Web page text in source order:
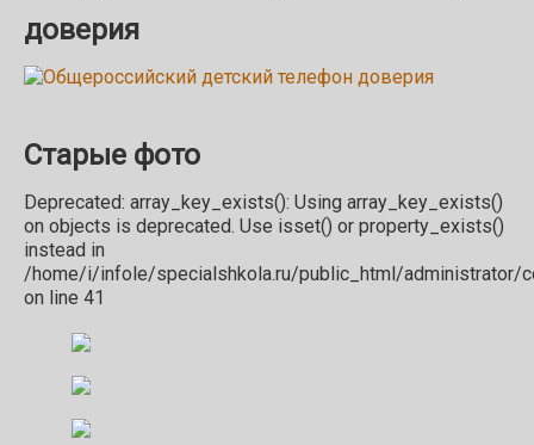
доверия
Старые фото
Deprecated: array_key_exists(): Using array_key_exists()
on objects is deprecated. Use isset() or property_exists()
instead in
/home/i/infole/specialshkola.ru/public_html/
on line 41